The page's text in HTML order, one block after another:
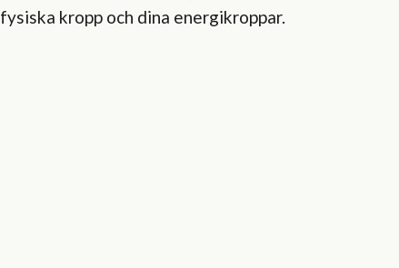
kropp och dina energikroppar.